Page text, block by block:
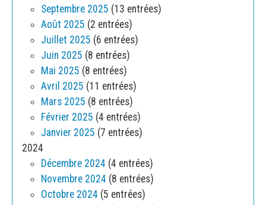
Septembre 2025 (13 entrées)
Août 2025 (2 entrées)
Juillet 2025 (6 entrées)
Juin 2025 (8 entrées)
Mai 2025 (8 entrées)
Avril 2025 (11 entrées)
Mars 2025 (8 entrées)
Février 2025 (4 entrées)
Janvier 2025 (7 entrées)
2024
Décembre 2024 (4 entrées)
Novembre 2024 (8 entrées)
Octobre 2024 (5 entrées)